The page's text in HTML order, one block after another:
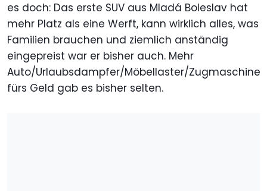
es doch: Das erste SUV aus Mladá Boleslav hat
mehr Platz als eine Werft, kann wirklich alles, was
Familien brauchen und ziemlich anständig
eingepreist war er bisher auch. Mehr
Auto/Urlaubsdampfer/Möbellaster/Zugmaschine
fürs Geld gab es bisher selten.